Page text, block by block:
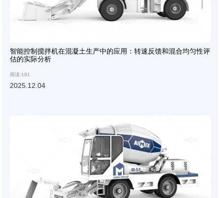
智能控制搅拌机在混凝土生产中的应用：转速反馈和混合均匀性评
估的实际分析
阅读:191
2025.12.04